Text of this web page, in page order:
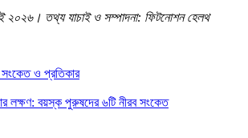
২০২৬। তথ্য যাচাই ও সম্পাদনা: ফিটনোশন হেলথ
সংকেত ও প্রতিকার
লক্ষণ: বয়স্ক পুরুষদের ৬টি নীরব সংকেত